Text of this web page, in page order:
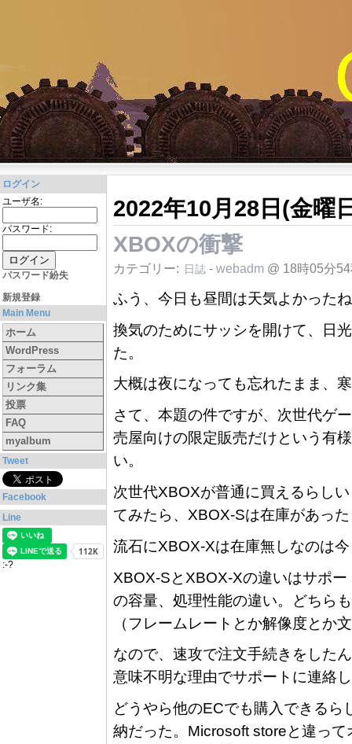
ログイン
ユーザ名:
パスワード:
パスワード紛失
新規登録
Main Menu
ホーム
WordPress
フォーラム
リンク集
投票
FAQ
myalbum
Tweet
Facebook
Line
:-?
2022年10月28日(金曜
XBOXの衝撃
カテゴリー: 日誌 - webadm @ 18時05分
ふう、今日も昼間は天気よかった
換気のためにサッシを開けて、日
た。
大概は夜になっても忘れたまま、
さて、本題の件ですが、次世代ゲ
売屋向けの限定販売だけという有
い。
次世代XBOXが普通に買えるらし
てみたら、XBOX-Sは在庫があっ
流石にXBOX-Xは在庫無しなのは
XBOX-SとXBOX-Xの違いはサポ
の容量、処理性能の違い。どちら
（フレームレートとか解像度とか
なので、速攻で注文手続きをした
意味不明な理由でサポートに連絡
どうやら他のECでも購入できる
納だった。Microsoft storeと違っ